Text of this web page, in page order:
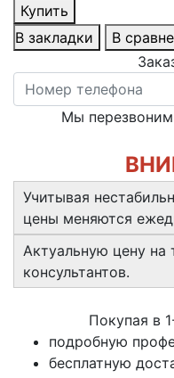
Купить
В закладки
В
Мы
Учитывая
цены меняются
Актуальную цену на
консультантов.
Покупая в
подробную
бесплатную